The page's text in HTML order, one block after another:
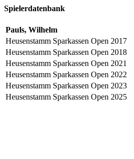
Spielerdatenbank
Pauls, Wilhelm
Heusenstamm Sparkassen Open 2017
Heusenstamm Sparkassen Open 2018
Heusenstamm Sparkassen Open 2021
Heusenstamm Sparkassen Open 2022
Heusenstamm Sparkassen Open 2023
Heusenstamm Sparkassen Open 2025